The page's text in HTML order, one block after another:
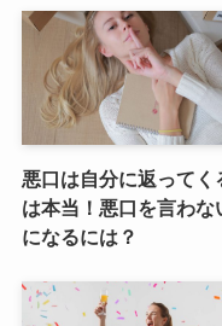
悪口は自分に返ってく
は本当！悪口を言わな
になるには？